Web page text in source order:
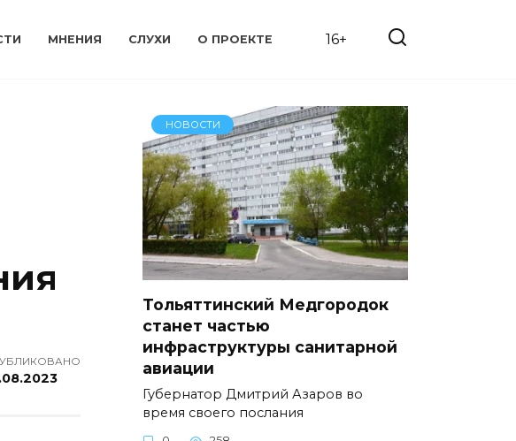
МНЕНИЯ СЛУХИ О ПРОЕКТЕ 16+
НОВОСТИ
Тольяттинский Медгородок
станет частью
инфраструктуры санитарной
авиации
Губернатор Дмитрий Азаров во
время своего послания